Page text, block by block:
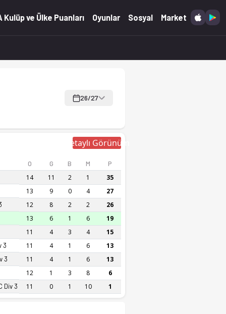
Kulüp ve Ülke Puanları Oyunlar Sosyal Market
26/27
Detaylı Görünüm
O G B M P
14 11 2 1 35
13 9 0 4 27
12 8 2 2 26
13 6 1 6 19
11 4 3 4 15
3 11 4 1 6 13
3 11 4 1 6 13
12 1 3 8 6
Div 3 11 0 1 10 1